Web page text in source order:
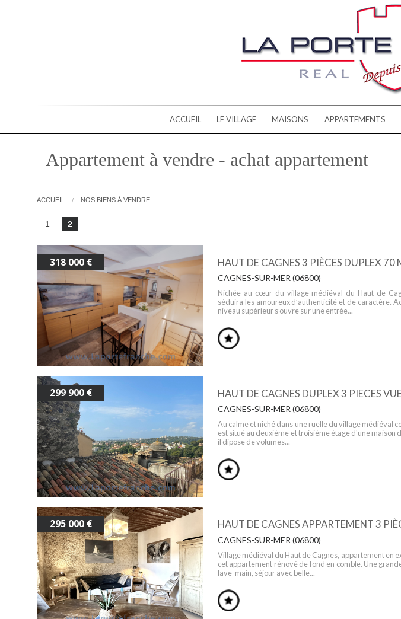
ACCUEIL LE VILLAGE MAISONS APPARTEMENTS
Appartement à vendre - achat appartement
ACCUEIL NOS BIENS À VENDRE
1 2
318 000 € HAUT DE CAGNES 3 PIÈCES DUPLEX 70
CAGNES-SUR-MER (06800)
Nichée au cœur du village médiéval du Haut-de-
séduira les amoureux d’authenticité et de caractère.
niveau supérieur s’ouvre sur une entrée...
299 900 € HAUT DE CAGNES DUPLEX 3 PIECES
CAGNES-SUR-MER (06800)
Au calme et niché dans une ruelle du village médiéval
est situé au deuxième et troisième étage d'une
il dipose de volumes...
295 000 € HAUT DE CAGNES APPARTEMENT 3
CAGNES-SUR-MER (06800)
Village médiéval du Haut de Cagnes, appartement en
cet appartement rénové de fond en comble. Une
lave-main, séjour avec belle...